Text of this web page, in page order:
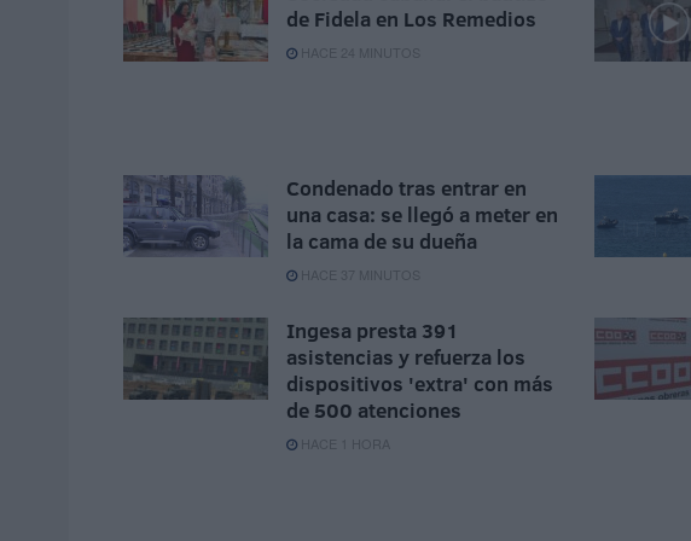
de Fidela en Los Remedios
HACE 24 MINUTOS
Condenado tras entrar en
una casa: se llegó a meter en
la cama de su dueña
HACE 37 MINUTOS
Ingesa presta 391
asistencias y refuerza los
dispositivos 'extra' con más
de 500 atenciones
HACE 1 HORA